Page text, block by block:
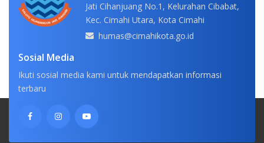
Jati Cihanjuang No.1, Kelurahan Cibabat,
Kec. Cimahi Utara, Kota Cimahi
humas@cimahikota.go.id
Sosial Media
Ikuti sosial media kami untuk mendapatkan informasi
terbaru